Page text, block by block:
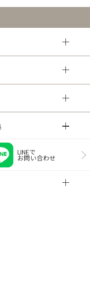
LINEで
お問い合わせ